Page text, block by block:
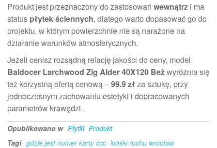
Produkt jest przeznaczony do zastosowań wewnątrz i ma
status płytek ściennych, dlatego warto dopasować go do
projektu, w którym powierzchnie nie są narażone na
działanie warunków atmosferycznych.
Jeżeli cenisz rozsądną relację jakości do ceny, model
Baldocer Larchwood Zig Alder 40X120 Beżwyróżnia się
też korzystną ofertą cenową –99.9 złza sztukę, przy
jednoczesnym zachowaniu estetyki i dopracowanych
parametrów krawędzi.
Opublikowano w Płytki Produkt
Tagi gdzie jest numer karty ccc kioski ruchu wrocław